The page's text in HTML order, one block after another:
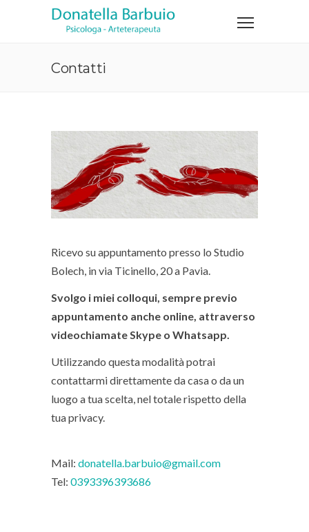
Contatti
Ricevo su appuntamento presso lo Studio
Bolech, in via Ticinello, 20 a Pavia.
Svolgo i miei colloqui, sempre previo
appuntamento anche online, attraverso
videochiamate Skype o Whatsapp.
Utilizzando questa modalità potrai
contattarmi direttamente da casa o da un
luogo a tua scelta, nel totale rispetto della
tua privacy.
Mail: donatella.barbuio@gmail.com
Tel: 0393396393686